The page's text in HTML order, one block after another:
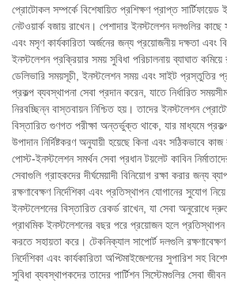
প্রোটোকল সম্পর্কে বিশেষায়িত প্রশিক্ষণ প্রাপ্ত
নেটওয়ার্ক বজায় রাখেন। পেশাদার ইনস্টলেশন দলগুলির কাছে
এবং মসৃণ কার্যকারিতা অর্জনের জন্য প্রয়োজনীয় দক্ষতা এবং
ইনস্টলেশন প্রক্রিয়ার সময় সুবিধা পরিচালনায় ব্যাঘাত কমিয়ে
ডেলিভারি সময়সূচী, ইনস্টলেশন সময় এবং সাইট প্রস্তুতির
প্রকল্প ব্যবস্থাপনা সেবা প্রদান করেন, যাতে নির্ধারিত
নিরবচ্ছিন্ন বাস্তবায়ন নিশ্চিত হয়। তাদের ইনস্টলেশন
বিস্তারিত গুণগত পরীক্ষা অন্তর্ভুক্ত থাকে, যার মাধ্যমে
উপাদান নির্দিষ্টকরণ অনুযায়ী হয়েছে কিনা এবং সঠিকভাবে
পোস্ট-ইনস্টলেশন সমর্থন সেবা প্রধান টয়লেট কাবিন
সেবাগুলি গ্রাহকদের দীর্ঘমেয়াদী বিনিয়োগ রক্ষা করার জন্য
রক্ষণাবেক্ষণ নির্দেশিকা এবং প্রতিস্থাপন যোগানের সুযোগ
ইনস্টলেশনের বিস্তারিত রেকর্ড রাখেন, যা সেবা অনুরোধে
প্রাথমিক ইনস্টলেশনের বছর পরে প্রয়োজন হলে প্রতিস্থাপন
করতে সহায়তা করে। টেকনিক্যাল সাপোর্ট দলগুলি
নির্দেশিকা এবং কার্যকারিতা অপ্টিমাইজেশনের সুপারিশ সহ
সুবিধা ব্যবস্থাপকদের তাদের পার্টিশন সিস্টেমগুলির সেবা